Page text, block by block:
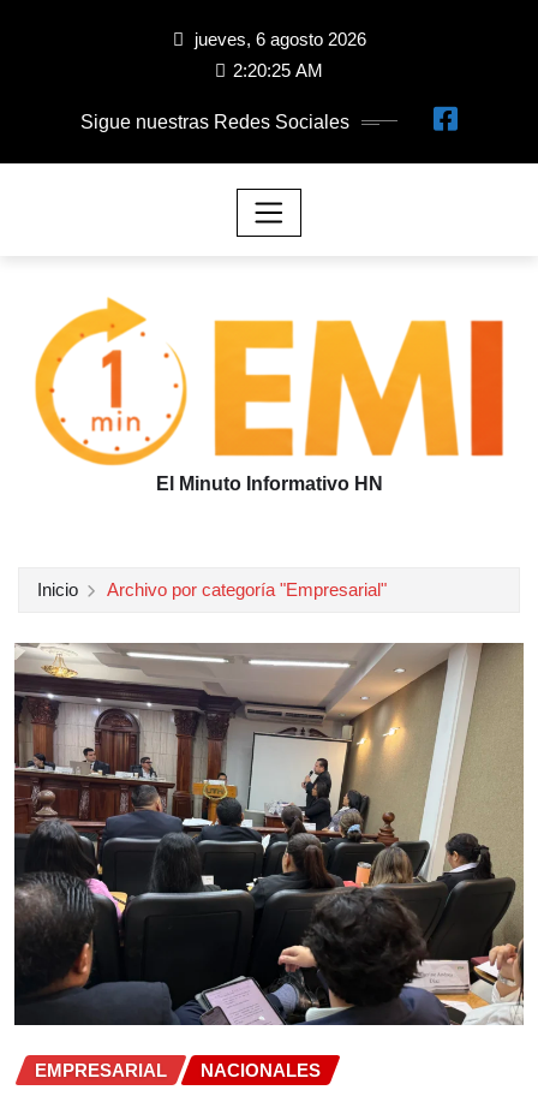
jueves, 6 agosto 2026
2:20:25 AM
Sigue nuestras Redes Sociales
El Minuto Informativo HN
Inicio Archivo por categoría "Empresarial"
EMPRESARIAL NACIONALES